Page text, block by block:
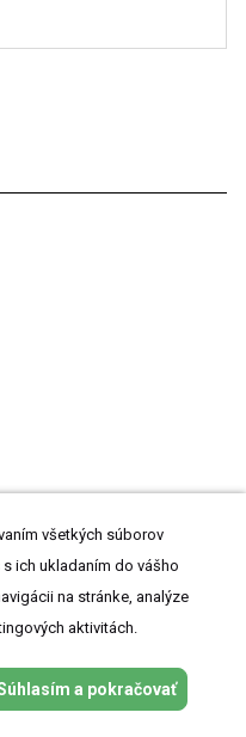
jak se chránit a jak
s prediabetem v primární
všetkých súborov
ich ukladaním do vášho
na stránke, analýze
aktivitách.
a pokračovať